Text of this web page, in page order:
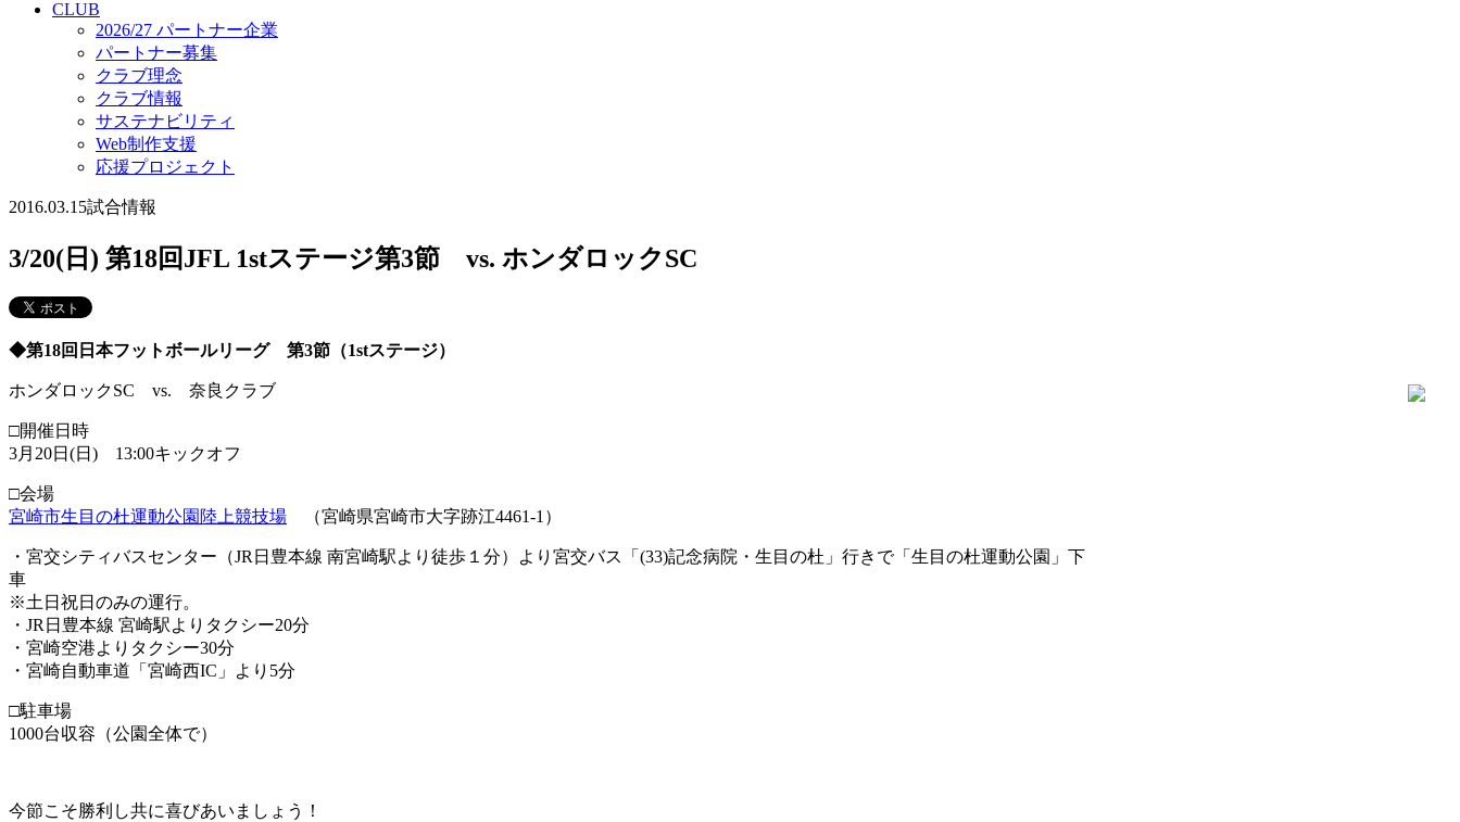
CLUB
2026/27 パートナー企業
パートナー募集
クラブ理念
クラブ情報
サステナビリティ
Web制作支援
応援プロジェクト
2016.03.15試合情報
3/20(日) 第18回JFL 1stステージ第3節 vs. ホンダロックSC
◆第18回日本フットボールリーグ 第3節（1stステージ）
ホンダロックSC vs. 奈良クラブ
□開催日時
3月20日(日) 13:00キックオフ
□会場
宮崎市生目の杜運動公園陸上競技場 （宮崎県宮崎市大字跡江4461-1）
・宮交シティバスセンター（JR日豊本線 南宮崎駅より徒歩１分）より宮交バス「(33)記念病院・生目の杜」行きで「生目の杜運動公園」下
車
※土日祝日のみの運行。
・JR日豊本線 宮崎駅よりタクシー20分
・宮崎空港よりタクシー30分
・宮崎自動車道「宮崎西IC」より5分
□駐車場
1000台収容（公園全体で）
今節こそ勝利し共に喜びあいましょう！